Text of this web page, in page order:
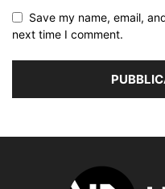
Save my name, email,
next time I comment.